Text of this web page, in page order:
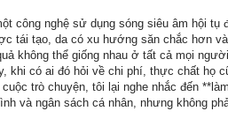
công nghệ sử dụng sóng siêu âm hội tụ
tái tạo, da có xu hướng săn chắc hơn
không thể giống nhau ở tất cả mọi
có ai đó hỏi về chi phí, thực chất họ
trò chuyện, tôi lại nghe nhắc đến
và ngân sách cá nhân, nhưng không